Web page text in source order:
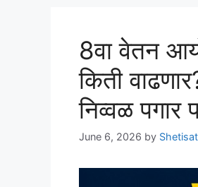
8वा वेतन
किती
निव्वळ पगार
June 6, 2026 by